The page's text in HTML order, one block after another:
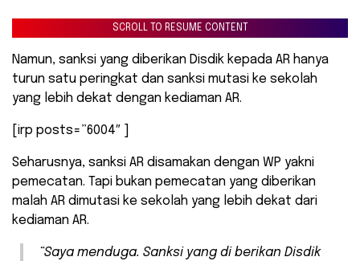
SCROLL TO RESUME CONTENT
Namun, sanksi yang diberikan Disdik kepada AR hanya
turun satu peringkat dan sanksi mutasi ke sekolah
yang lebih dekat dengan kediaman AR.
[irp posts=”6004″ ]
Seharusnya, sanksi AR disamakan dengan WP yakni
pemecatan. Tapi bukan pemecatan yang diberikan
malah AR dimutasi ke sekolah yang lebih dekat dari
kediaman AR.
“Saya menduga. Sanksi yang di berikan Disdik